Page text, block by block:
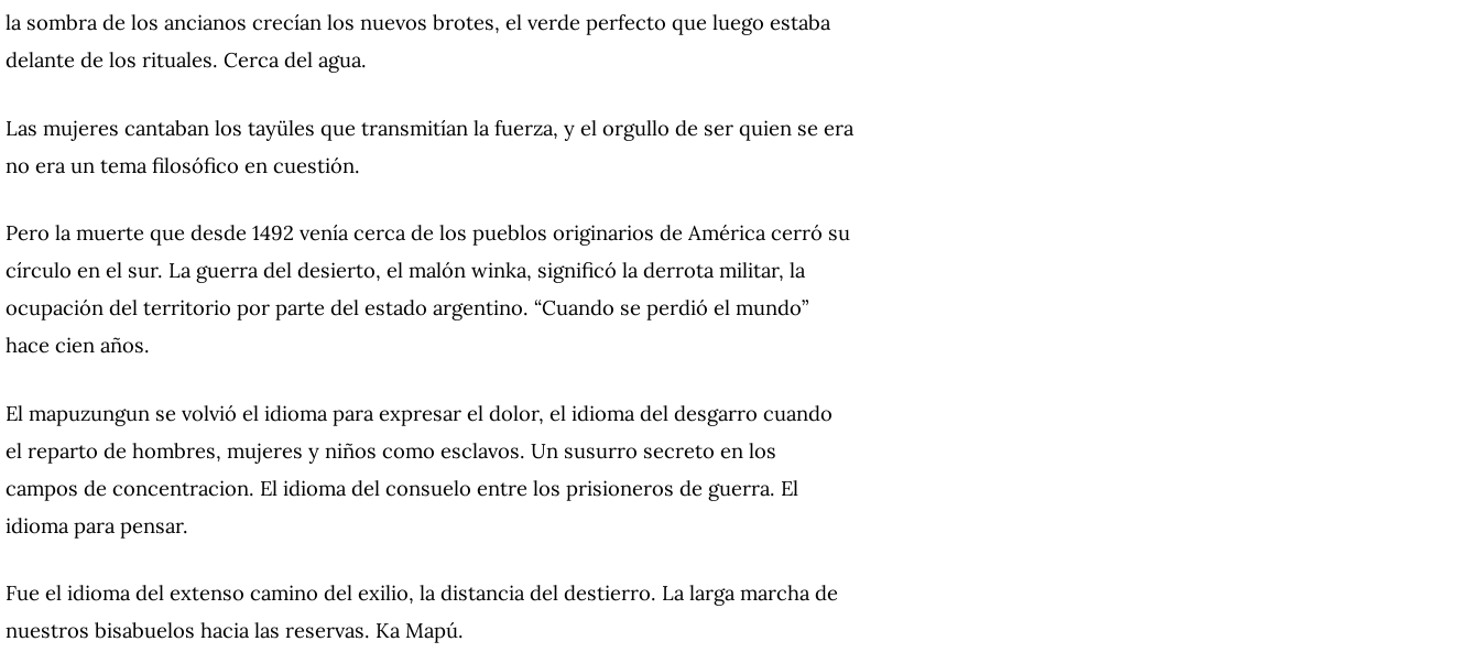
la sombra de los ancianos crecían los nuevos brotes, el verde perfecto que luego estaba
delante de los rituales. Cerca del agua.
Las mujeres cantaban los tayüles que transmitían la fuerza, y el orgullo de ser quien se era
no era un tema filosófico en cuestión.
Pero la muerte que desde 1492 venía cerca de los pueblos originarios de América cerró su
círculo en el sur. La guerra del desierto, el malón winka, significó la derrota militar, la
ocupación del territorio por parte del estado argentino. “Cuando se perdió el mundo”
hace cien años.
El mapuzungun se volvió el idioma para expresar el dolor, el idioma del desgarro cuando
el reparto de hombres, mujeres y niños como esclavos. Un susurro secreto en los
campos de concentracion. El idioma del consuelo entre los prisioneros de guerra. El
idioma para pensar.
Fue el idioma del extenso camino del exilio, la distancia del destierro. La larga marcha de
nuestros bisabuelos hacia las reservas. Ka Mapú.